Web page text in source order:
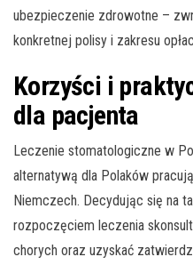
ubezpieczenie zdrowotne –
konkretnej polisy i zakresu
Korzyści i
dla pacjenta
Leczenie stomatologiczne w
alternatywą dla Polaków
Niemczech. Decydując się na
rozpoczęciem leczenia
chorych oraz uzyskać